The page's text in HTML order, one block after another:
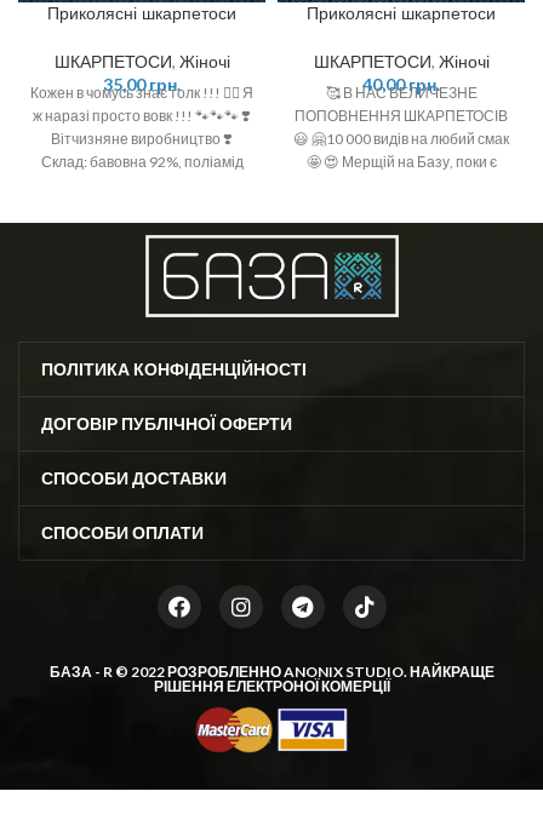
Приколясні шкарпетоси
ШКАРПЕТОСИ, Жіночі
35,00грн.
Кожен в чомусь знає толк !!! ☝🏻 Я
ж наразі просто вовк !!! 🐾🐾🐾 ❣️
Вітчизняне виробництво ❣️
Склад: бавовна 92%, поліамід
Приколясні шкарпетоси
ШКАРПЕТОСИ, Жіночі
40,00грн.
🥰 В НАС ВЕЛИЧЕЗНЕ
ПОПОВНЕННЯ ШКАРПЕТОСІВ
😃 🤗10 000 видів на любий смак
🤩 😍 Мерщій на Базу, поки є
ПОЛІТИКА КОНФІДЕНЦІЙНОСТІ
ДОГОВІР ПУБЛІЧНОЇ ОФЕРТИ
СПОСОБИ ДОСТАВКИ
СПОСОБИ ОПЛАТИ
БАЗА - R © 2022 РОЗРОБЛЕННОANONIX STUDIO. НАЙКРАЩЕ
РІШЕННЯ ЕЛЕКТРОНОЇ КОМЕРЦІЇ